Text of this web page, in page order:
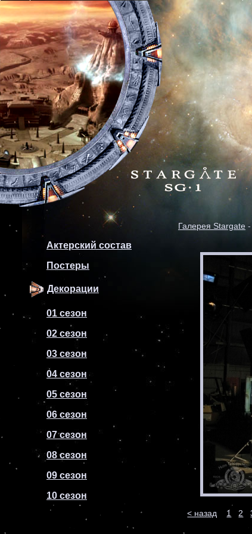
Актерский состав
Постеры
Декорации
01 сезон
02 сезон
03 сезон
04 сезон
05 сезон
06 сезон
07 сезон
08 сезон
09 сезон
10 сезон
Галерея Stargate -
< назад 1 2